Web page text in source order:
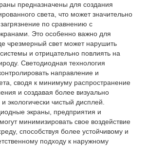
предназначены для создания
света, что может значительно
по сравнению с
Это особенно важно для
чрезмерный свет может нарушить
и отрицательно повлиять на
Светодиодная технология
направление и
сводя к минимуму распространение
и создавая более визуально
экологически чистый дисплей.
экраны, предприятия и
минимизировать свое воздействие
способствуя более устойчивому и
подходу к наружному